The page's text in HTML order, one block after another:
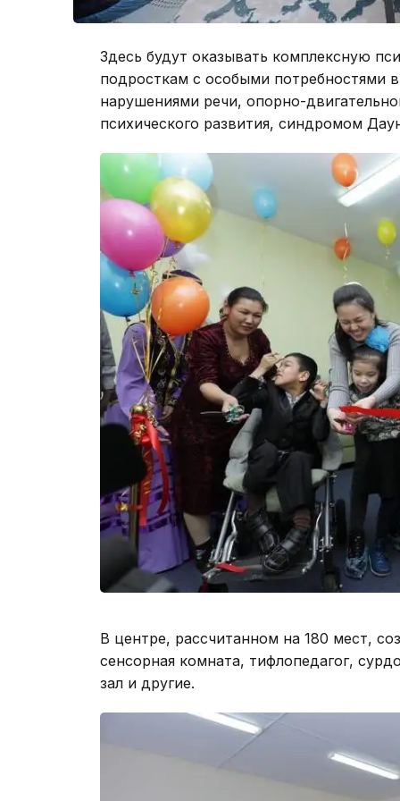
Здесь будут оказывать комплексную
подросткам с особыми потребностями
нарушениями речи, опорно-
психического развития, синдромом
В центре, рассчитанном на 180 мест,
сенсорная комната, тифлопедагог,
зал и другие.